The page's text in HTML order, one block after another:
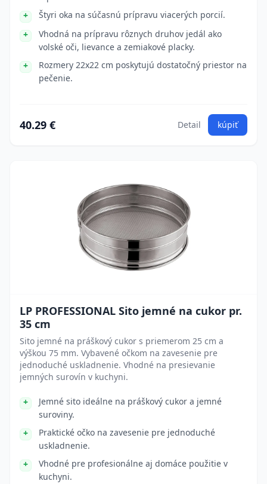
Štyri oka na súčasnú prípravu viacerých porcií.
Vhodná na prípravu rôznych druhov jedál ako
volské oči, lievance a zemiakové placky.
Rozmery 22x22 cm poskytujú dostatočný priestor na
pečenie.
40.29 € Detail kúpiť
LP PROFESSIONAL Sito jemné na cukor pr.
35 cm
Sito jemné na práškový cukor s priemerom 25 cm a
výškou 75 mm. Vybavené očkom na zavesenie pre
jednoduché uskladnenie. Vhodné na presievanie
jemných surovín v kuchyni.
Jemné sito ideálne na práškový cukor a jemné
suroviny.
Praktické očko na zavesenie pre jednoduché
uskladnenie.
Vhodné pre profesionálne aj domáce použitie v
kuchyni.